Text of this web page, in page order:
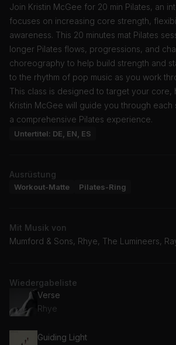
Join Kristin McGee for 20 min Pilates, an
focuses on increasing core strength,
awareness. This 20 minutes mat Pilates
longer Pilates flows, progressions, and
choreography to help build strength and
to the rhythm of pop music as you work
This class is designed to target your core,
Kristin McGee will guide you through each
a comprehensive Pilates experience.
Untertitel: DE, EN, ES
Ausrüstung
Workout-Matte Pilates-Ring
Mit Musik von
Mumford & Sons, Rhye, The Lumineers,
Wiedergabeliste
Verse
Rhye
Guiding Light